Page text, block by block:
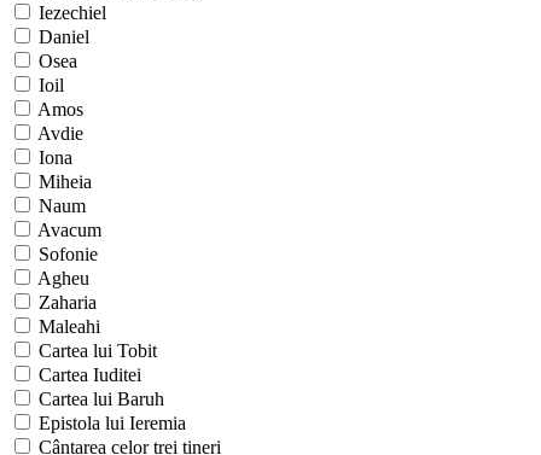
Iezechiel
Daniel
Osea
Ioil
Amos
Avdie
Iona
Miheia
Naum
Avacum
Sofonie
Agheu
Zaharia
Maleahi
Cartea lui Tobit
Cartea Iuditei
Cartea lui Baruh
Epistola lui Ieremia
Cântarea celor trei tineri